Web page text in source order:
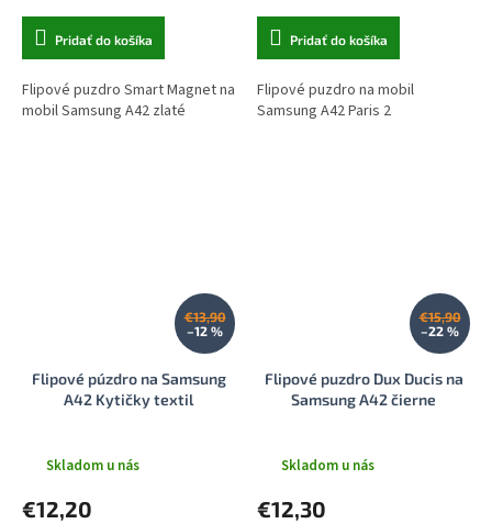
Pridať do košíka
Flipové puzdro Smart Magnet na
mobil Samsung A42 zlaté
Pridať do košíka
Flipové puzdro na mobil
Samsung A42 Paris 2
€13,90
–12 %
Flipové púzdro na Samsung
A42 Kytičky textil
Skladom u nás
€12,20
€15,90
–22 %
Flipové puzdro Dux Ducis na
Samsung A42 čierne
Skladom u nás
€12,30